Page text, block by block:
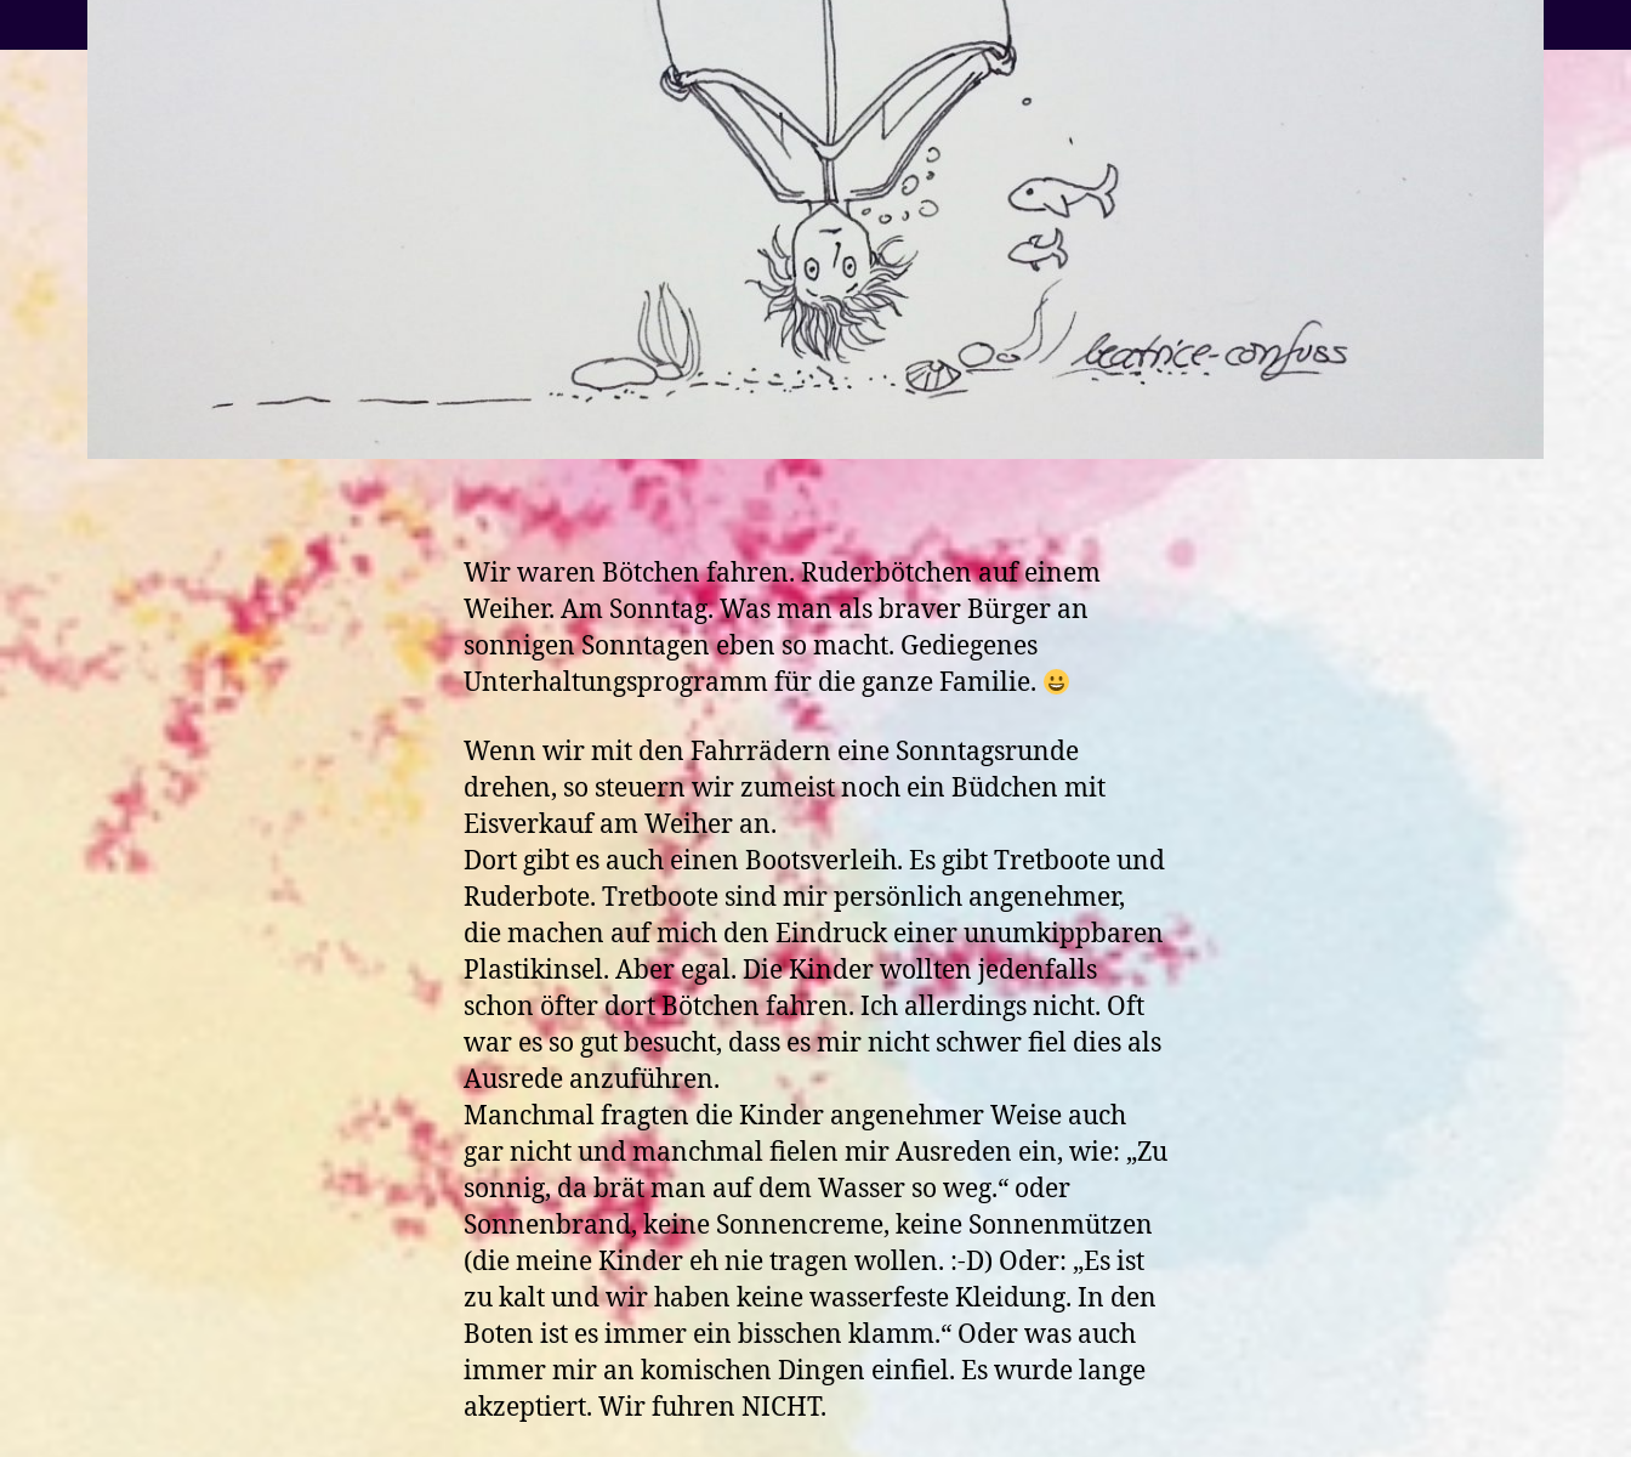
Wir waren Bötchen fahren. Ruderbötchen auf einem
Weiher. Am Sonntag. Was man als braver Bürger an
sonnigen Sonntagen eben so macht. Gediegenes
Unterhaltungsprogramm für die ganze Familie.
Wenn wir mit den Fahrrädern eine Sonntagsrunde
drehen, so steuern wir zumeist noch ein Büdchen mit
Eisverkauf am Weiher an.
Dort gibt es auch einen Bootsverleih. Es gibt Tretboote und
Ruderbote. Tretboote sind mir persönlich angenehmer,
die machen auf mich den Eindruck einer unumkippbaren
Plastikinsel. Aber egal. Die Kinder wollten jedenfalls
schon öfter dort Bötchen fahren. Ich allerdings nicht. Oft
war es so gut besucht, dass es mir nicht schwer fiel dies als
Ausrede anzuführen.
Manchmal fragten die Kinder angenehmer Weise auch
gar nicht und manchmal fielen mir Ausreden ein, wie: „Zu
sonnig, da brät man auf dem Wasser so weg.“ oder
Sonnenbrand, keine Sonnencreme, keine Sonnenmützen
(die meine Kinder eh nie tragen wollen. :-D) Oder: „Es ist
zu kalt und wir haben keine wasserfeste Kleidung. In den
Boten ist es immer ein bisschen klamm.“ Oder was auch
immer mir an komischen Dingen einfiel. Es wurde lange
akzeptiert. Wir fuhren NICHT.